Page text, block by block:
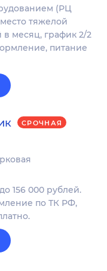
(РЦ
тяжелой
в месяц, график 2/2
питание
СРОЧНАЯ
156 000 рублей.
по ТК РФ,